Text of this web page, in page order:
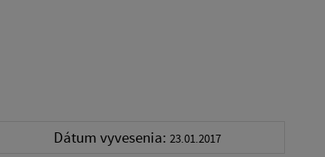
Dátum vyvesenia: 23.01.2017